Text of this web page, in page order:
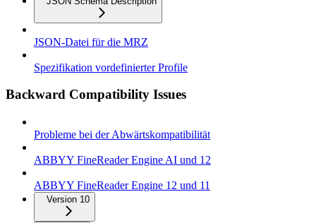
JSON-Datei für die MRZ
Spezifikation vordefinierter Profile
Backward Compatibility Issues
Probleme bei der Abwärtskompatibilität
ABBYY FineReader Engine AI und 12
ABBYY FineReader Engine 12 und 11
Version 10